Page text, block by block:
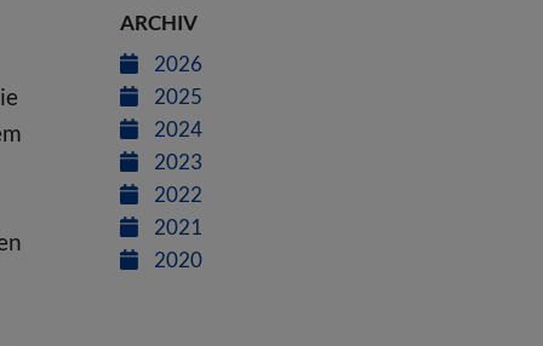
ARCHIV
2026
2025
2024
2023
2022
2021
2020